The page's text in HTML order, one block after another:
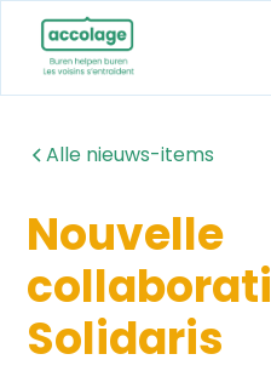
Alle nieuws-items
Nouvelle
Solidaris